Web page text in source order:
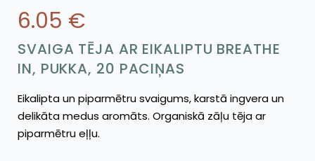
6.05 €
SVAIGA TĒJA AR EIKALIPTU BREATHE
IN, PUKKA, 20 PACIŅAS
Eikalipta un piparmētru svaigums, karstā ingvera un
delikāta medus aromāts. Organiskā zāļu tēja ar
piparmētru eļļu.